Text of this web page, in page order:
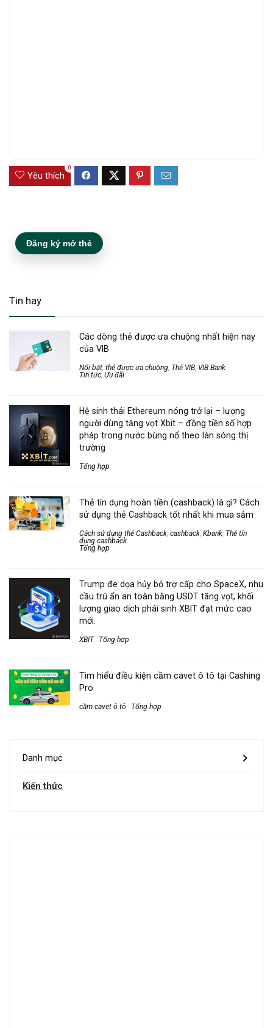
Yêu thích
0
Đăng ký mở thẻ
Tin hay
Các dòng thẻ được ưa chuộng nhất hiện nay
của VIB
Nổi bật thẻ được ưa chuộng Thẻ VIB VIB Bank
Tin tức Ưu đãi
Hệ sinh thái Ethereum nóng trở lại – lượng
người dùng tăng vọt Xbit – đồng tiền số hợp
pháp trong nước bùng nổ theo làn sóng thị
trường
Tổng hợp
Thẻ tín dụng hoàn tiền (cashback) là gì? Cách
sử dụng thẻ Cashback tốt nhất khi mua sắm
Cách sử dụng thẻ Cashback cashback Kbank Thẻ tín
dụng cashback
Tổng hợp
Trump đe dọa hủy bỏ trợ cấp cho SpaceX, nhu
cầu trú ẩn an toàn bằng USDT tăng vọt, khối
lượng giao dịch phái sinh XBIT đạt mức cao
mới.
XBIT Tổng hợp
Tìm hiểu điều kiện cầm cavet ô tô tại Cashing
Pro
cầm cavet ô tô Tổng hợp
Danh mục
Kiến thức